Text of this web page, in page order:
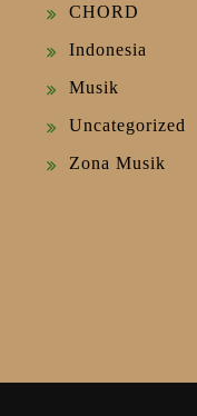
CHORD
Indonesia
Musik
Uncategorized
Zona Musik